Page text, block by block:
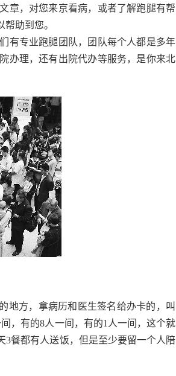
章，对您来京看病，或者了解跑腿有帮
助到您。
有专业跑腿团队，团队每个人都是多年
办理，还有出院代办等服务，是你来北
地方，拿病历和医生签名给办卡的，叫
，有的8人一间，有的1人一间，这个就
3餐都有人送饭，但是至少要留一个人陪